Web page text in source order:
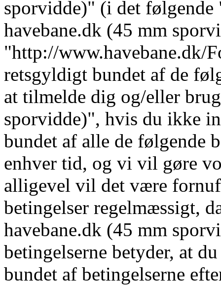
sporvidde)" (i det
havebane.dk (45 mm
"http://
retsgyldigt bundet af de
at tilmelde dig og/eller
sporvidde)", hvis du ikke
bundet af alle de følgende
enhver tid, og vi vil gøre
alligevel vil det være
betingelser regelmæssigt,
havebane.dk (45 mm
betingelserne betyder, at
bundet af betingelserne